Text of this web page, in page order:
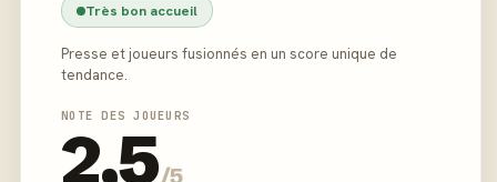
Très bon accueil
Presse et joueurs fusionnés en un score unique de
tendance.
NOTE DES JOUEURS
2,5/5